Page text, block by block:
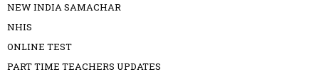
NEW INDIA SAMACHAR
NHIS
ONLINE TEST
PART TIME TEACHERS UPDATES